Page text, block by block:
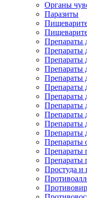
Органы
Паразиты
Препараты
Препараты
Препараты
Препараты
Препараты
Препараты
Препараты
Препараты
Препараты
Препараты
Препараты
Препараты
Препараты
Препараты
Простуда и